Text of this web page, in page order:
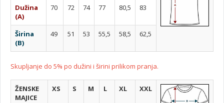
Dužina
(A)
70 72 74 77 80,5 83
Širina
(B)
49 51 53 55,5 58,5 62,5
Skupljanje do 5% po dužini i širini prilikom pranja.
ŽENSKE
MAJICE
XS S M L XL XXL